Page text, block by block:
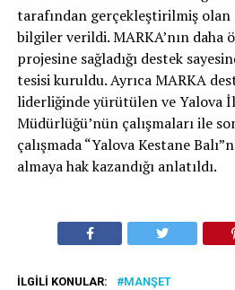
tarafından gerçekleştirilmiş olan
bilgiler verildi. MARKA’nın daha
projesine sağladığı destek
tesisi kuruldu. Ayrıca MARKA
liderliğinde yürütülen ve Yalova
Müdürlüğü’nün çalışmaları ile
çalışmada “Yalova Kestane
almaya hak kazandığı anlatıldı.
İLGILI KONULAR: MANŞET